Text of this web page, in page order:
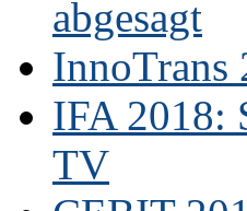
abgesagt
InnoTrans
IFA 2018:
TV